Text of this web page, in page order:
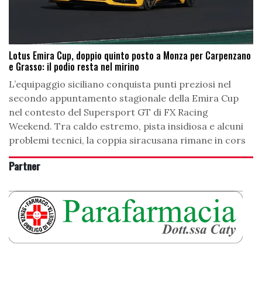
Lotus Emira Cup, doppio quinto posto a Monza per Carpenzano
e Grasso: il podio resta nel mirino
L’equipaggio siciliano conquista punti preziosi nel
secondo appuntamento stagionale della Emira Cup
nel contesto del Supersport GT di FX Racing
Weekend. Tra caldo estremo, pista insidiosa e alcuni
problemi tecnici, la coppia siracusana rimane in cors
Partner